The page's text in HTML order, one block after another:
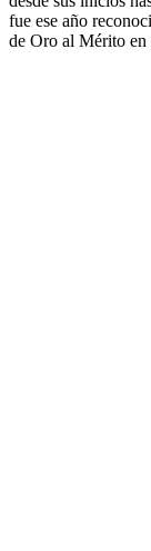
fue ese año
de Oro al Mérito en